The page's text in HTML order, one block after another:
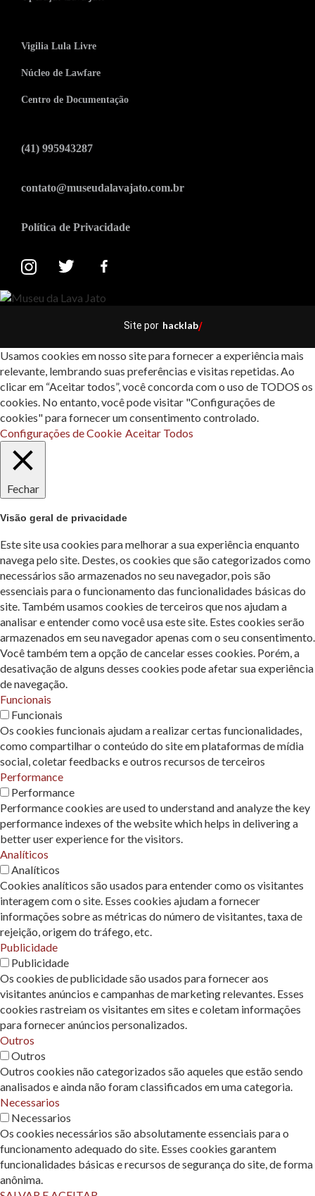
Vigilia Lula Livre
Núcleo de Lawfare
Centro de Documentação
(41) 995943287
contato@museudalavajato.com.br
Política de Privacidade
Site por hacklab/
Usamos cookies em nosso site para fornecer a experiência mais
relevante, lembrando suas preferências e visitas repetidas. Ao
clicar em “Aceitar todos”, você concorda com o uso de TODOS os
cookies. No entanto, você pode visitar "Configurações de
cookies" para fornecer um consentimento controlado.
Configurações de Cookie Aceitar Todos
Fechar
Visão geral de privacidade
Este site usa cookies para melhorar a sua experiência enquanto
navega pelo site. Destes, os cookies que são categorizados como
necessários são armazenados no seu navegador, pois são
essenciais para o funcionamento das funcionalidades básicas do
site. Também usamos cookies de terceiros que nos ajudam a
analisar e entender como você usa este site. Estes cookies serão
armazenados em seu navegador apenas com o seu consentimento.
Você também tem a opção de cancelar esses cookies. Porém, a
desativação de alguns desses cookies pode afetar sua experiência
de navegação.
Funcionais
Funcionais
Os cookies funcionais ajudam a realizar certas funcionalidades,
como compartilhar o conteúdo do site em plataformas de mídia
social, coletar feedbacks e outros recursos de terceiros
Performance
Performance
Performance cookies are used to understand and analyze the key
performance indexes of the website which helps in delivering a
better user experience for the visitors.
Analíticos
Analíticos
Cookies analíticos são usados ​​para entender como os visitantes
interagem com o site. Esses cookies ajudam a fornecer
informações sobre as métricas do número de visitantes, taxa de
rejeição, origem do tráfego, etc.
Publicidade
Publicidade
Os cookies de publicidade são usados ​​para fornecer aos
visitantes anúncios e campanhas de marketing relevantes. Esses
cookies rastreiam os visitantes em sites e coletam informações
para fornecer anúncios personalizados.
Outros
Outros
Outros cookies não categorizados são aqueles que estão sendo
analisados ​​e ainda não foram classificados em uma categoria.
Necessarios
Necessarios
Os cookies necessários são absolutamente essenciais para o
funcionamento adequado do site. Esses cookies garantem
funcionalidades básicas e recursos de segurança do site, de forma
anônima.